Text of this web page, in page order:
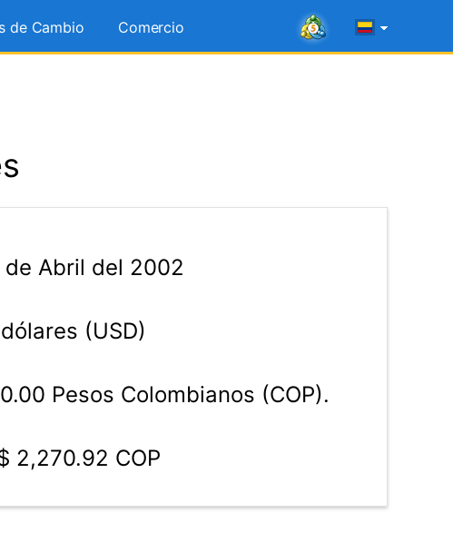
de Cambio Comercio
de Abril del 2002
dólares (USD)
Pesos Colombianos (COP).
2,270.92 COP